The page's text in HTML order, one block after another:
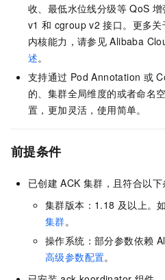
收、最低水位线分级等 QoS 增
v1 和 cgroup v2 接口。更多关
内核能力，请参见 Alibaba
述。
支持通过 Pod Annotation 或
的、集群全局维度的或者命名
置，更加灵活，使用简单。
前提条件
已创建 ACK 集群，且符合以下
集群版本：1.18 及以上。
集群。
操作系统：部分参数依赖
高级参数配置。